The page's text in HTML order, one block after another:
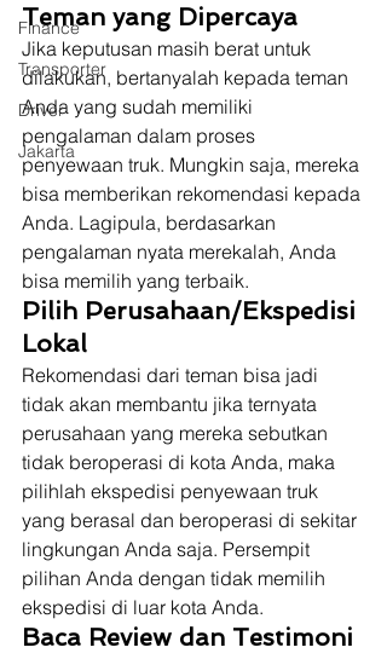
Finance
Transporter
Driver
Jakarta
Teman yang Dipercaya
Jika keputusan masih berat untuk
dilakukan, bertanyalah kepada teman
Anda yang sudah memiliki
pengalaman dalam proses
penyewaan truk. Mungkin saja, mereka
bisa memberikan rekomendasi kepada
Anda. Lagipula, berdasarkan
pengalaman nyata merekalah, Anda
bisa memilih yang terbaik.
Pilih Perusahaan/Ekspedisi
Lokal
Rekomendasi dari teman bisa jadi
tidak akan membantu jika ternyata
perusahaan yang mereka sebutkan
tidak beroperasi di kota Anda, maka
pilihlah ekspedisi penyewaan truk
yang berasal dan beroperasi di sekitar
lingkungan Anda saja. Persempit
pilihan Anda dengan tidak memilih
ekspedisi di luar kota Anda.
Baca Review dan Testimoni